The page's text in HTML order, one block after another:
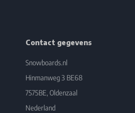
Contact gegevens
Snowboards.nl
Hinmanweg 3 BE68
7575BE, Oldenzaal
Nederland